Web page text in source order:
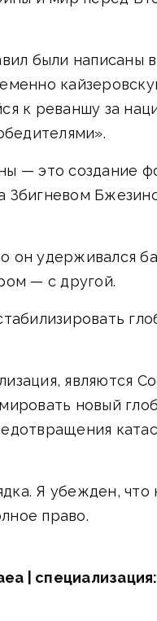
были написаны
к реваншу за
— это создание
Збигневом
он удерживался
— с другой.
являются
новый
Я убежден, что
право.
|